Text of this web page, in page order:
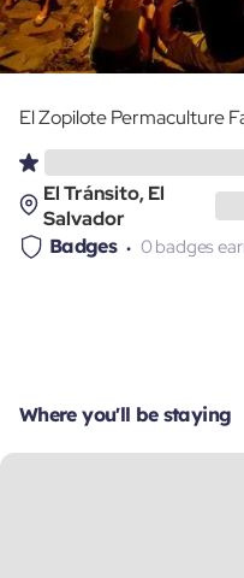
El Zopilote Permaculture
El Tránsito, El
Salvador
Badges 0 badges
Where you'll be staying